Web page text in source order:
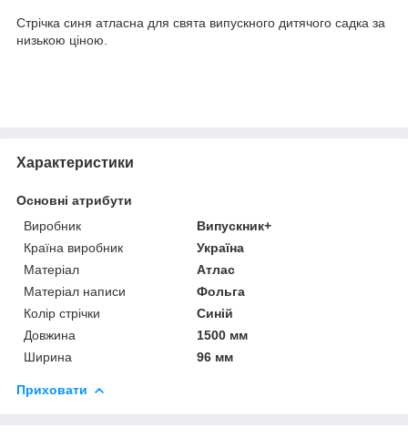
Стрічка синя атласна для свята випускного дитячого садка за
низькою ціною.
Характеристики
Основні атрибути
Виробник
Випускник+
Країна виробник
Україна
Матеріал
Атлас
Матеріал написи
Фольга
Колір стрічки
Синій
Довжина
1500 мм
Ширина
96 мм
Приховати